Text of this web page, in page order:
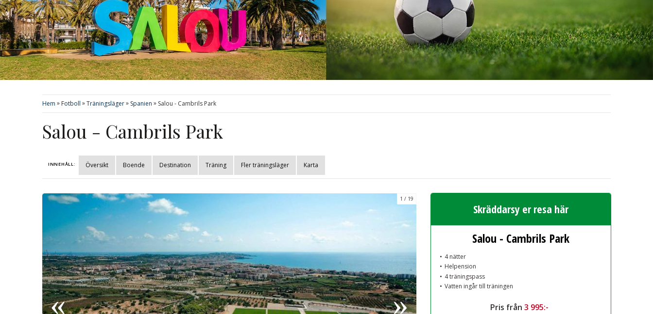
Hem »Fotboll »Träningsläger» Spanien » Salou - Cambrils Park
Salou - Cambrils Park
INNEHÅLL: Översikt Boende Destination Träning Fler träningsläger Karta
1 19
Skräddarsy er resa här
Salou - Cambrils Park
4 nätter
Helpension
4 träningspass
Vatten ingår till träningen
Pris från3 995:-